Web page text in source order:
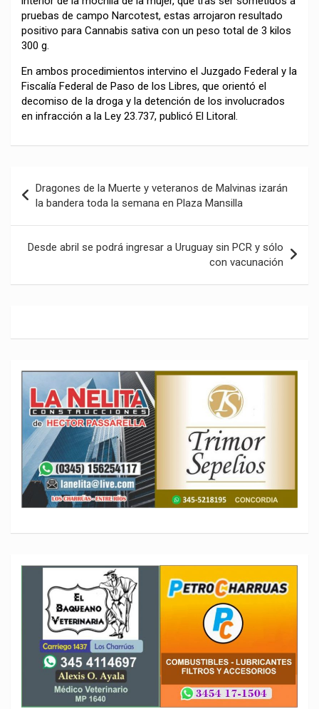
pruebas de campo Narcotest, estas arrojaron resultado
positivo para Cannabis sativa con un peso total de 3 kilos
300 g.
En ambos procedimientos intervino el Juzgado Federal y la
Fiscalía Federal de Paso de los Libres, que orientó el
decomiso de la droga y la detención de los involucrados
en infracción a la Ley 23.737, publicó El Litoral.
de
entradas
Dragones de la Muerte y veteranos de Malvinas izarán
la bandera toda la semana en Plaza Mansilla
Desde abril se podrá ingresar a Uruguay sin PCR y sólo
con vacunación